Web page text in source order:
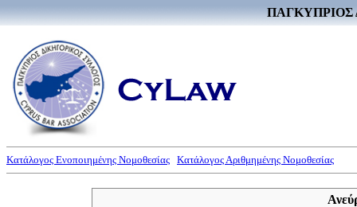
ΠΑΓΚΥΠΡΙΟΣ
Κατάλογος Ενοποιημένης Νομοθεσίας Κατάλογος Αριθμημένης Νομοθεσίας